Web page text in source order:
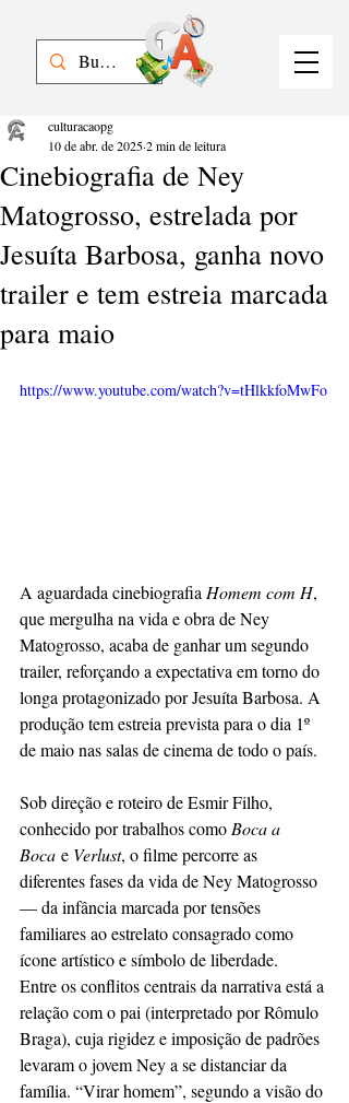
Cinebiografia de Ney
Matogrosso, estrelada por
Jesuíta Barbosa, ganha novo
trailer e tem estreia marcada
para maio
culturacaopg
10 de abr. de 20252 min de leitura
https://www.youtube.com/watch?v=tHlkkfoMwFo
A aguardada cinebiografia Homem com H,
que mergulha na vida e obra de Ney
Matogrosso, acaba de ganhar um segundo
trailer, reforçando a expectativa em torno do
longa protagonizado por Jesuíta Barbosa. A
produção tem estreia prevista para o dia 1º
de maio nas salas de cinema de todo o país.
Sob direção e roteiro de Esmir Filho,
conhecido por trabalhos como Boca a
Boca e Verlust, o filme percorre as
diferentes fases da vida de Ney Matogrosso
— da infância marcada por tensões
familiares ao estrelato consagrado como
ícone artístico e símbolo de liberdade.
Entre os conflitos centrais da narrativa está a
relação com o pai (interpretado por Rômulo
Braga), cuja rigidez e imposição de padrões
levaram o jovem Ney a se distanciar da
família. “Virar homem”, segundo a visão do